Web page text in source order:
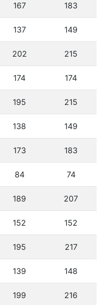
167 183
137 149
202 215
174 174
195 215
138 149
173 183
84 74
189 207
152 152
195 217
139 148
199 216